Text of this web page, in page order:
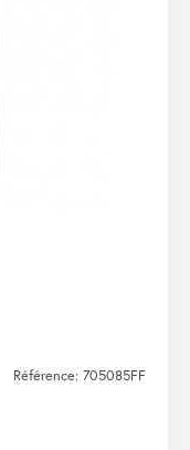
Référence: 705085FF